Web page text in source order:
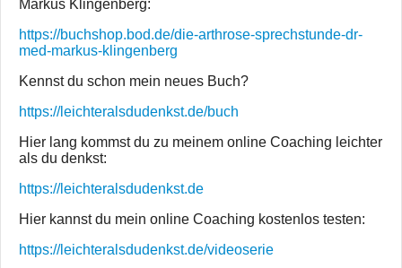
Markus Klingenberg:
https://buchshop.bod.de/die-arthrose-sprechstunde-dr-
med-markus-klingenberg
Kennst du schon mein neues Buch?
https://leichteralsdudenkst.de/buch
Hier lang kommst du zu meinem online Coaching leichter
als du denkst:
https://leichteralsdudenkst.de
Hier kannst du mein online Coaching kostenlos testen:
https://leichteralsdudenkst.de/videoserie